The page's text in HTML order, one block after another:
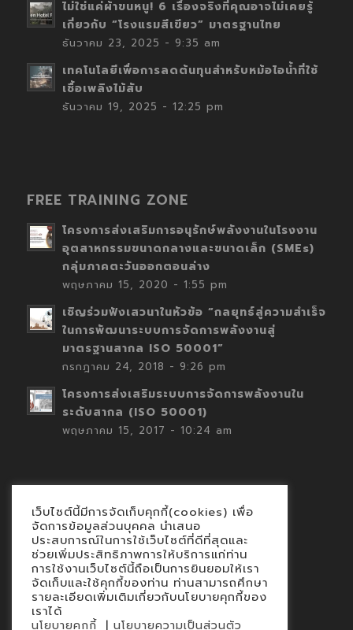
ไม่ใช่แค่ผ้าขนหนู! 6 เรื่องจริงที่คุณอาจไม่เคยรู้
เกี่ยวกับ “โรงแรมสีเขียว” มาตรฐานไทย
ธันวาคม 23, 2025 - 9:35 am
เทคโนโลยีเพื่อการลดต้นทุนสำหรับหม้อไอน้ำที่ใช้
เชื้อเพลิงไม้สับ
ธันวาคม 19, 2025 - 12:25 pm
FREE TRAINING ZONE
โครงการส่งเสริมการอนุรักษ์พลังงานในโรงงาน
อุตสาหกรรมขนาดกลางและขนาดเล็ก (SMEs)
กลุ่มภาคตะวันออกตอนล่าง
พฤษภาคม 15, 2020 - 1:55 pm
เชิญร่วมฟังเสวนาในหัวข้อ “กลยุทธ์สู่ความสำเร็จ
ในการพัฒนาระบบการจัดการพลังงานสู่
มาตรฐานสากล ISO 50001”
กรกฎาคม 24, 2018 - 9:26 pm
โครงการส่งเสริมระบบการจัดการพลังงานใน
ระดับสากล (ISO 50001)
พฤษภาคม 15, 2017 - 10:24 am
Contact
นโยบายคุกกี้
นโยบายข้อมูลส่วนบุคคล
เว็บไซต์นี้มีการจัดเก็บคุกกี้(cookies) เพื่อ
จัดการข้อมูลส่วนบุคคล นำเสนอ
ประสบการณ์ในการใช้เว็บไซต์ที่ดีที่สุดและ
ช่วยเพิ่มประสิทธิภาพการให้บริการแก่ท่าน
การใช้งานเว็บไซต์นี้ถือเป็นการยินยอมให้เรา
จัดเก็บและใช้คุกกี้ของท่าน ท่านสามารถศึกษา
รายละเอียดเพิ่มเติมเกี่ยวกับนโยบายคุกกี้ของ
เราได้
นโยบายคุกกี้ | นโยบายความเป็นส่วนตัว